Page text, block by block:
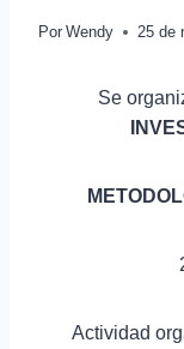
Por Wendy 25 de
Se
Actividad